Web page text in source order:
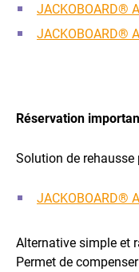
JACKOBOARD®
JACKOBOARD®
Réservation
Solution de rehausse
JACKOBOARD®
Alternative simple et
Permet de